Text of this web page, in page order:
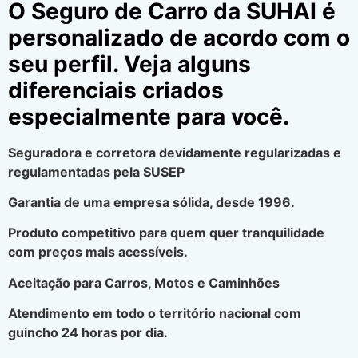
O Seguro de Carro da SUHAI é
personalizado de acordo com o
seu perfil. Veja alguns
diferenciais criados
especialmente para você.
Seguradora e corretora devidamente regularizadas e
regulamentadas pela SUSEP
Garantia de uma empresa sólida, desde 1996.
Produto competitivo para quem quer tranquilidade
com preços mais acessíveis.
Aceitação para Carros, Motos e Caminhões
Atendimento em todo o território nacional com
guincho 24 horas por dia.